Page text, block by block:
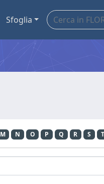
Sfoglia
M N O P Q R S T